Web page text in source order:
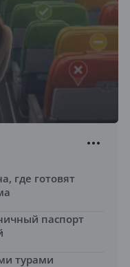
где готовят
паспорт
турами